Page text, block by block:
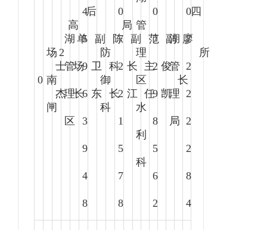
2
0
高
场
南
闸
单
士
杰
后
湖
管
理
区
副
场
长
4
5
9
6
3
9
4
8
陈
卫
东
局
防
御
科
副
科
长
0
7
2
2
1
5
7
8
范
长
江
管
理
区
水
利
科
副
主
任
0
7
2
9
8
5
6
2
廖
俊
凯
四
湖
管
理
局
所
长
0
7
2
2
2
2
8
4